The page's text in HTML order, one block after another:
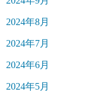
2024年8月
2024年7月
2024年6月
2024年5月